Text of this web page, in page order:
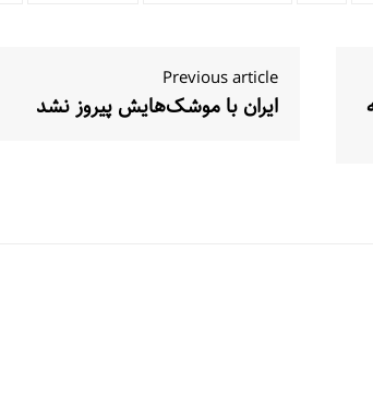
Previous article
ایران با موشک‌هایش پیروز نشد